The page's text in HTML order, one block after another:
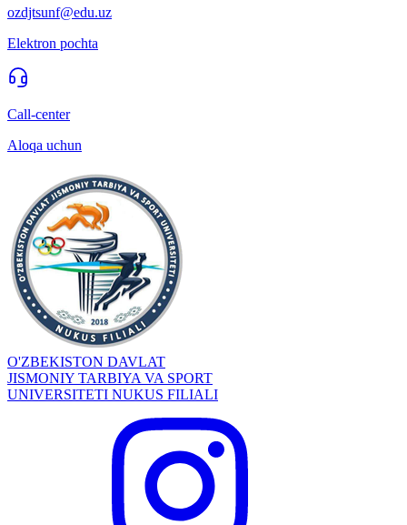
ozdjtsunf@edu.uz
Elektron pochta
Call-center
Aloqa uchun
O'ZBEKISTON DAVLAT
JISMONIY TARBIYA VA SPORT
UNIVERSITETI NUKUS FILIALI